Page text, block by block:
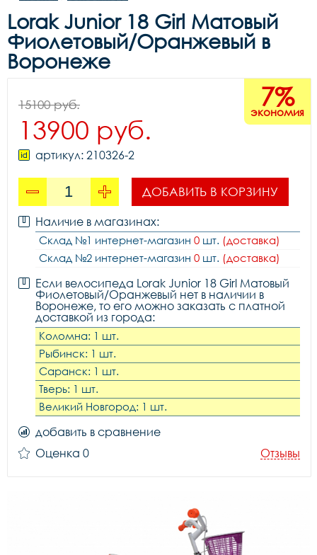
Lorak Junior 18 Girl Матовый
Фиолетовый/Оранжевый в
Воронеже
7%
экономия
15100 руб.
13900 руб.
артикул: 210326-2
ДОБАВИТЬ В КОРЗИНУ
Наличие в магазинах:
Склад №1 интернет-магазин 0 шт. (доставка)
Склад №2 интернет-магазин 0 шт. (доставка)
Если велосипеда Lorak Junior 18 Girl Матовый
Фиолетовый/Оранжевый нет в наличии в
Воронеже, то его можно заказать с платной
доставкой из города:
Коломна: 1 шт.
Рыбинск: 1 шт.
Саранск: 1 шт.
Тверь: 1 шт.
Великий Новгород: 1 шт.
добавить в сравнение
Оценка 0
Отзывы